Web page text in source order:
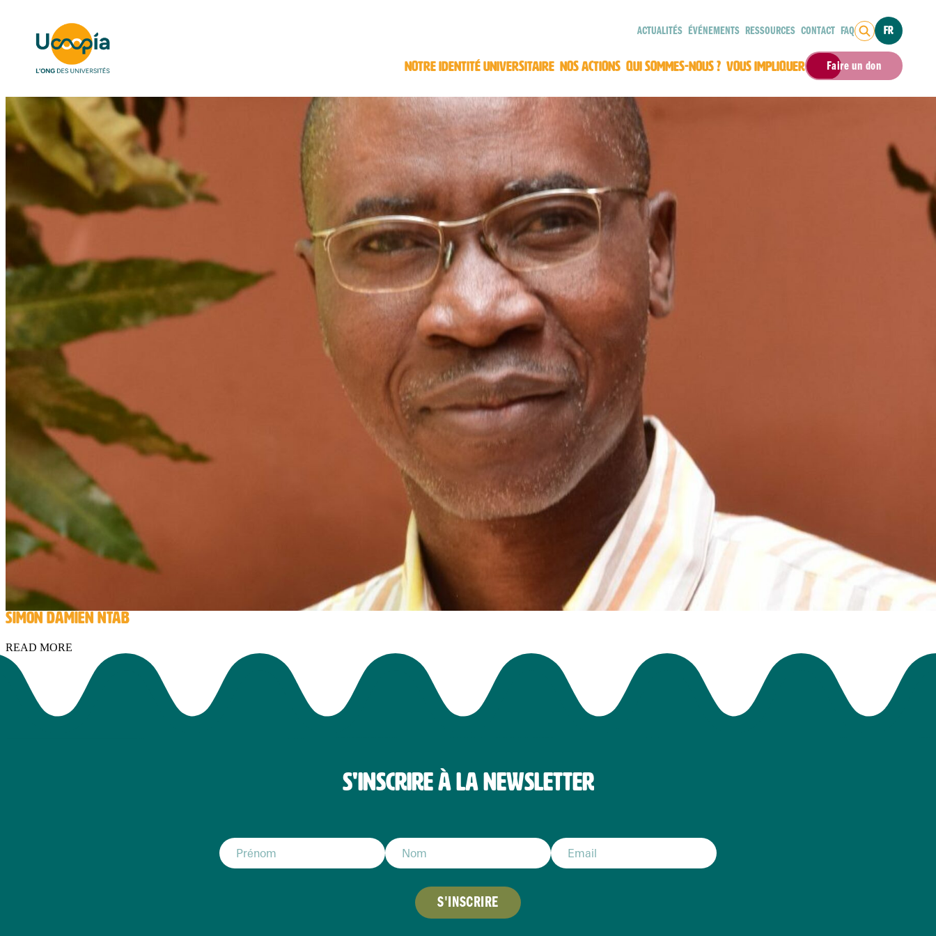
ACTUALITÉS ÉVÉNEMENTS RESSOURCES CONTACT FAQ FR
NOTRE IDENTITÉ UNIVERSITAIRE NOS ACTIONS QUI SOMMES-NOUS ? VOUS IMPLIQUER Faire un don
SIMON DAMIEN NTAB
READ MORE
S'INSCRIRE À LA NEWSLETTER
S'INSCRIRE